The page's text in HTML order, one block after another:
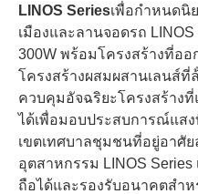
LINOS Seriesเพื่อกําหนดนิ
เมืองและลานจอดรถ
300W พร้อมโครงสร้างที่อ
โครงสร้างผสมผสานเลนส์
ควบคุมอัจฉริยะโครงสร้าง
ได้เพื่อมอบประสบการณ์แส
เขตเทศบาลชุมชนที่อยู่อาศั
อุตสาหกรรม LINOS
ถือได้และรองรับอนาคตสํา